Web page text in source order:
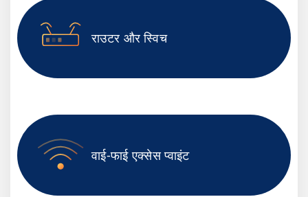
राउटर और स्विच
वाई-फाई एक्सेस प्वाइंट